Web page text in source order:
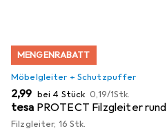
MENGENRABATT
Möbelgleiter + Schutzpuffer
EUR
2,99 bei 4 Stück EUR
0,19/1Stk.
tesa PROTECT Filzgleiter rund
Filzgleiter, 16 Stk.